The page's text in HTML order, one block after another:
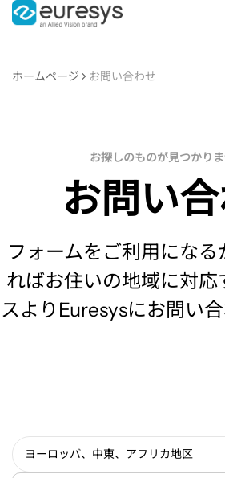
ホームページ お問い合わせ
お探しのものが見つかり
お問い
フォームをご利用にな
ればお住いの地域に対応
スよりEuresysにお問い合